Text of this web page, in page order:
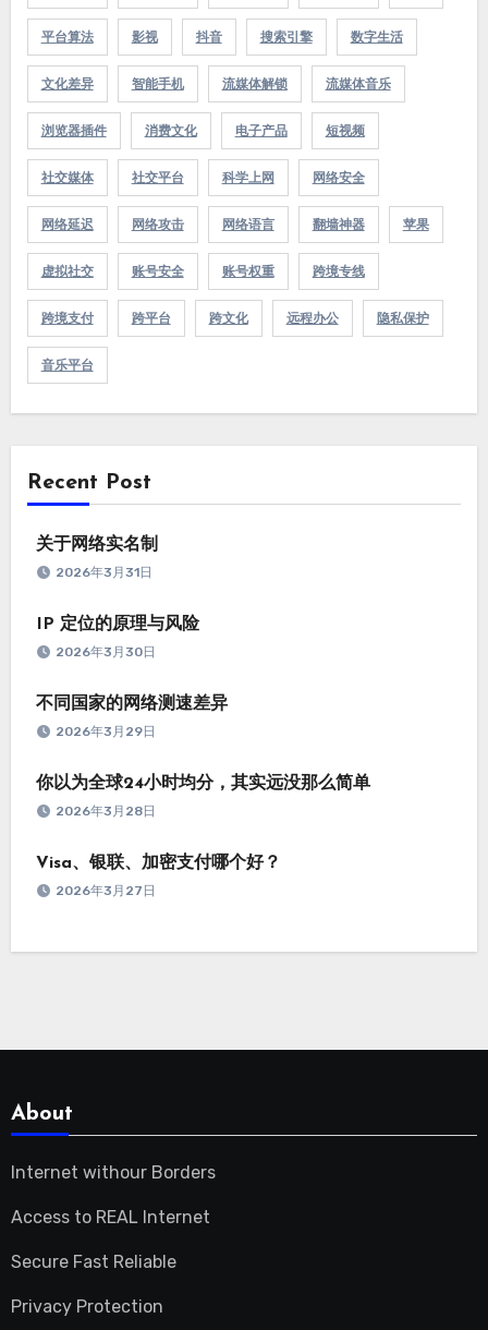
平台算法 影视 抖音 搜索引擎 数字生活
文化差异 智能手机 流媒体解锁 流媒体音乐
浏览器插件 消费文化 电子产品 短视频
社交媒体 社交平台 科学上网 网络安全
网络延迟 网络攻击 网络语言 翻墙神器 苹果
虚拟社交 账号安全 账号权重 跨境专线
跨境支付 跨平台 跨文化 远程办公 隐私保护
音乐平台
Recent Post
关于网络实名制
2026年3月31日
IP 定位的原理与风险
2026年3月30日
不同国家的网络测速差异
2026年3月29日
你以为全球24小时均分，其实远没那么简单
2026年3月28日
Visa、银联、加密支付哪个好？
2026年3月27日
About
Internet withour Borders
Access to REAL Internet
Secure Fast Reliable
Privacy Protection